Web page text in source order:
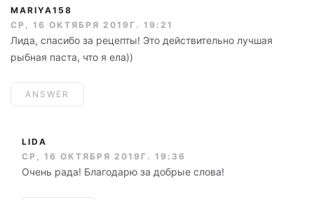
MARIYA158
СР, 16 ОКТЯБРЯ 2019Г. 19:21
Лида, спасибо за рецепты! Это действительно лучшая
рыбная паста, что я ела))
ANSWER
LIDA
СР, 16 ОКТЯБРЯ 2019Г. 19:36
Очень рада! Благодарю за добрые слова!